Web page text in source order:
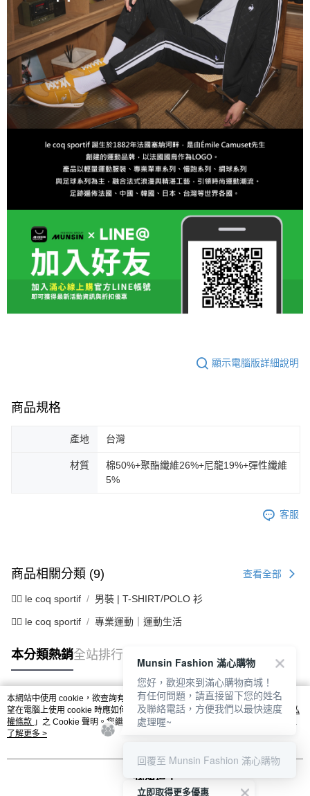
顯示電腦版詳細說明
商品規格
產地 台灣
材質
棉50%+聚酯纖維26%+尼龍19%+彈性纖維
5%
客服
商品相關分類 (9) 查看全部
🚴‍♂️ le coq sportif 男裝 | T-SHIRT/POLO 衫
🚴‍♂️ le coq sportif 專業運動｜運動生活
本分類熱銷全站排行
熱門標籤
本網站中使用 cookie，欲查詢有關本網站使用 cookie 方式之詳情，及若您不希
望在電腦上使用 cookie 時應如何變更電腦的 cookie 設定，請參閱本網站「
隱私
權條款 」之 Cookie 聲明。您繼續使用本網站即表示您同意本公司得按本網站使
用條款之 Cookie 聲明使用 cookie。
了解更多 >
我知道了
立即取得更多優惠
Munsin Fashion 滿心購物
您好，歡迎來到滿心購物商城！
有任何問題，請直接留下您的姓名
及聯絡電話，方便我們以最快速度
處理喔~
回覆至 Munsin Fashion 滿心購物